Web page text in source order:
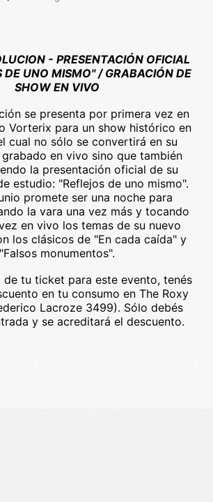
- PRESENTACIÓN OFICIAL
DE UNO MISMO" / GRABACIÓN DE
SHOW EN VIVO
se presenta por primera vez en
Vorterix para un show histórico en
cual no sólo se convertirá en su
en vivo sino que también
la presentación oficial de su
estudio: "Reflejos de uno mismo".
promete ser una noche para
la vara una vez más y tocando
en vivo los temas de su nuevo
los clásicos de "En cada caída" y
"Falsos monumentos".
de tu ticket para este evento, tenés
en tu consumo en The Roxy
Lacroze 3499). Sólo debés
y se acreditará el descuento.